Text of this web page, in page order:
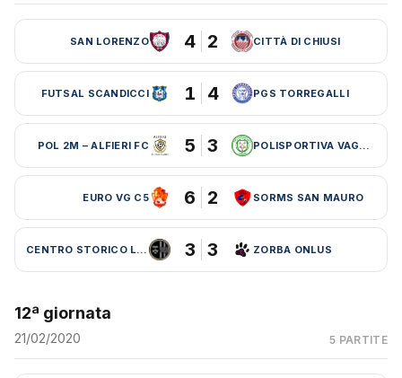
SAN LORENZO 4 2 CITTÀ DI CHIUSI
FUTSAL SCANDICCI 1 4 PGS TORREGALLI
POL 2M – ALFIERI FC 5 3 POLISPORTIVA VAGLIA
EURO VG C5 6 2 SORMS SAN MAURO
CENTRO STORICO LEBOWSKI 3 3 ZORBA ONLUS
12ª giornata
21/02/2020 5 PARTITE